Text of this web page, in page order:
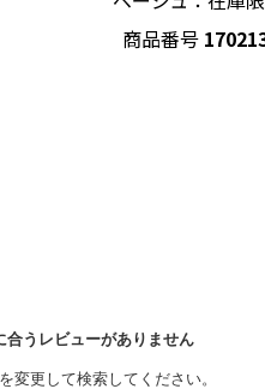
商品番号